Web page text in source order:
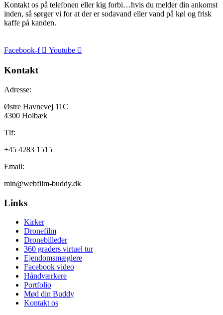
Kontakt os på telefonen eller kig forbi…hvis du melder din ankomst
inden, så sørger vi for at der er sodavand eller vand på køl og frisk
kaffe på kanden.
Facebook-f Youtube
Kontakt
Adresse:
Østre Havnevej 11C
4300 Holbæk
Tlf:
+45 4283 1515
Email:
min@webfilm-buddy.dk
Links
Kirker
Dronefilm
Dronebilleder
360 graders virtuel tur
Ejendomsmæglere
Facebook video
Håndværkere
Portfolio
Mød din Buddy
Kontakt os